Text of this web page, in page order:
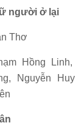
người ở lại
Thơ
Hồng Linh,
Nguyễn Huy